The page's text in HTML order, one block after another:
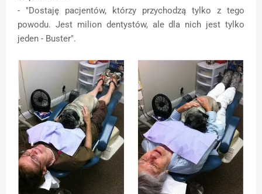
- "Dostaję pacjentów, którzy przychodzą tylko z tego
powodu. Jest milion dentystów, ale dla nich jest tylko
jeden - Buster".